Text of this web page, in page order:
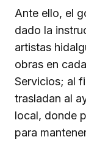
Ante ello, el
dado la
artistas
obras en
Servicios; al
trasladan al
local, donde
para